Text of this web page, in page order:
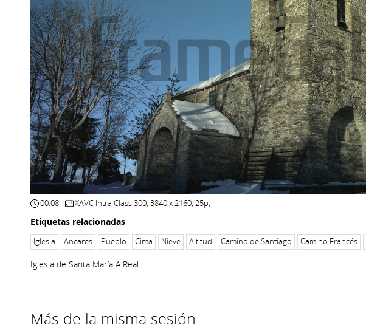
00:08 XAVC Intra Class 300, 3840 x 2160, 25p,
Etiquetas relacionadas
Iglesia Ancares Pueblo Cima Nieve Altitud Camino de Santiago Camino Francés
Iglesia de Santa María A Real
Más de la misma sesión